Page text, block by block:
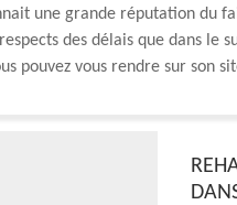
une grande réputation du
des délais que dans le
pouvez vous rendre sur son